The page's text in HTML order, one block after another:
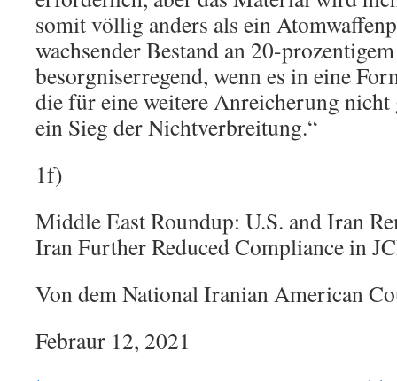
somit völlig anders als ein
wachsender Bestand an 20-
besorgniserregend, wenn es in eine
die für eine weitere Anreicherung nicht
ein Sieg der Nichtverbreitung.“
1f)
Middle East Roundup: U.S. and Iran
Iran Further Reduced Compliance in
Von dem National Iranian American
Febraur 12, 2021